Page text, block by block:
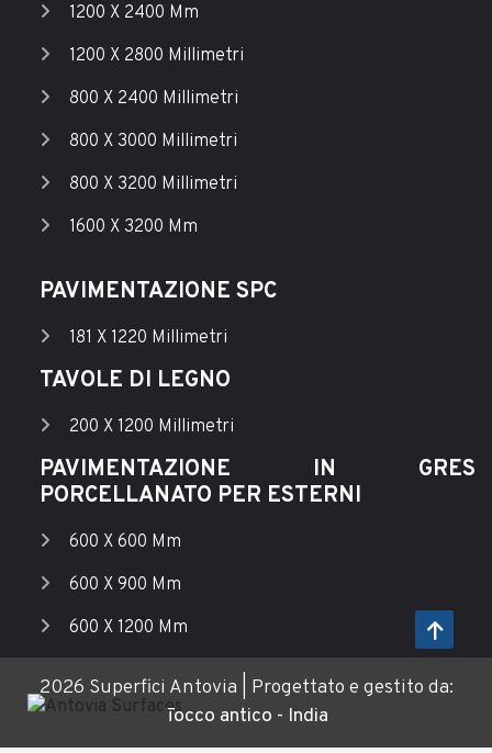
1200 X 2400 Mm
1200 X 2800 Millimetri
800 X 2400 Millimetri
800 X 3000 Millimetri
800 X 3200 Millimetri
1600 X 3200 Mm
PAVIMENTAZIONE SPC
181 X 1220 Millimetri
TAVOLE DI LEGNO
200 X 1200 Millimetri
PAVIMENTAZIONE IN GRES
PORCELLANATO PER ESTERNI
600 X 600 Mm
600 X 900 Mm
600 X 1200 Mm
2026 Superfici Antovia | Progettato e gestito da:
Tocco antico - India